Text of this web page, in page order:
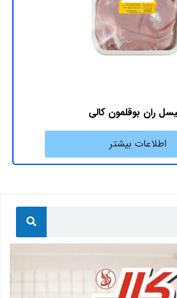
ران بوقلمون کالی
اطلاعات بیشتر